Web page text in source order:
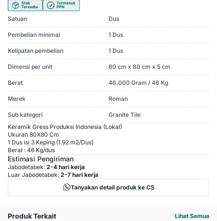
Satuan Dus
Pembelian minimal 1 Dus
Kelipatan pembelian 1 Dus
Dimensi per unit 80 cm x 80 cm x 5 cm
Berat 46.000 Gram / 46 Kg
Merek Roman
Sub kategori
Granite Tile
Keramik Gress Produksi Indonesia (Lokal)
Ukuran 80X80 Cm
1 Dus isi 3 Keping (1.92 m2/Dus)
Berat : 46 Kg/dus
Estimasi Pengiriman
Jabodetabek: 2-4 hari kerja
Luar Jabodetabek: 2-7 hari kerja
Tanyakan detail produk ke CS
Produk Terkait Lihat Semua